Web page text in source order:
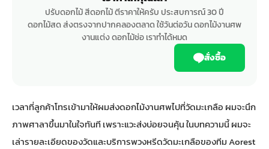
ปรับดอกไม้ สีดอกไม้ ตีราคาให้ครับ ประสบการณ์ 30 ปี
ดอกไม้สด ส่งตรงจากปากคลองตลาด ใช้วันต่อวัน ดอกไม้งานศพ
งานแต่ง ดอกไม้ช่อ เราทำได้หมด
สั่งซื้อ
เวลาที่ลูกค้าโทรเข้ามาให้ผมส่งดอกไม้งานศพไปที่วัดมะเกลือ ผมจะนึก
ภาพศาลาขึ้นมาในใจทันที เพราะแวะส่งบ่อยจนคุ้น ในบทความนี้ ผมจะ
เล่ารายละเอียดของวัดและบริการพวงหรีดวัดมะเกลือของทีม Aorest